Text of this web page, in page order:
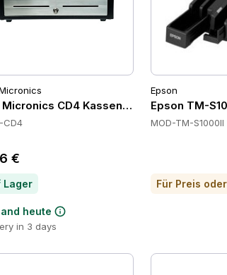
Micronics CD4 Kassenschubladen
CD4
€
Lager
heute
in 3 days
Epson
Epson TM-
MOD-TM-S1000II